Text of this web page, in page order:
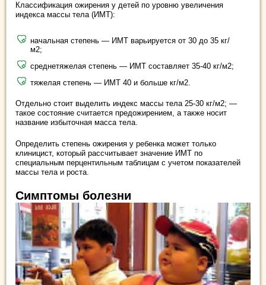
Классификация ожирения у детей по уровню увеличения
индекса массы тела (ИМТ):
начальная степень — ИМТ варьируется от 30 до 35 кг/
м2;
среднетяжелая степень — ИМТ составляет 35-40 кг/м2;
тяжелая степень — ИМТ 40 и больше кг/м2.
Отдельно стоит выделить индекс массы тела 25-30 кг/м2; —
такое состояние считается предожирением, а также носит
название избыточная масса тела.
Определить степень ожирения у ребенка может только
клиницист, который рассчитывает значение ИМТ по
специальным перцентильным таблицам с учетом показателей
массы тела и роста.
Симптомы болезни